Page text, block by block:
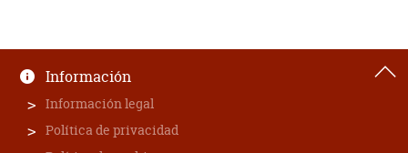
Información
Información legal
Política de privacidad